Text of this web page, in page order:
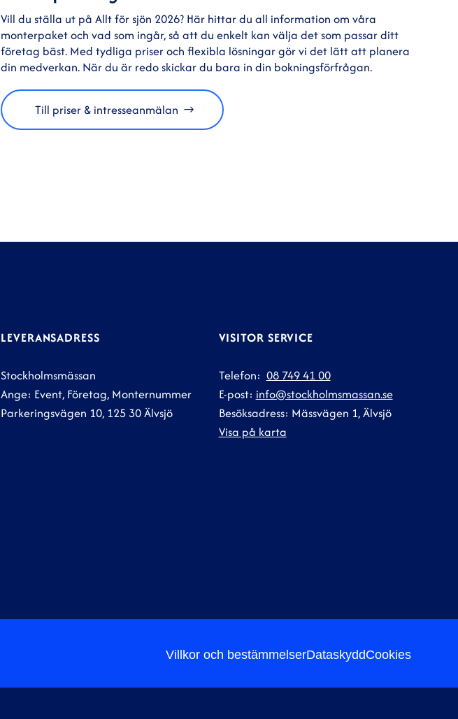
Vill du ställa ut på Allt för sjön 2026? Här hittar du all information om våra
monterpaket och vad som ingår, så att du enkelt kan välja det som passar ditt
företag bäst. Med tydliga priser och flexibla lösningar gör vi det lätt att planera
din medverkan. När du är redo skickar du bara in din bokningsförfrågan.
Till priser & intresseanmälan
LEVERANSADRESS
Stockholmsmässan
Ange: Event, Företag, Monternummer
Parkeringsvägen 10, 125 30 Älvsjö
VISITOR SERVICE
Telefon: 08 749 41 00
E-post: info@stockholmsmassan.se
Besöksadress: Mässvägen 1, Älvsjö
Visa på karta
Villkor och bestämmelserDataskyddCookies